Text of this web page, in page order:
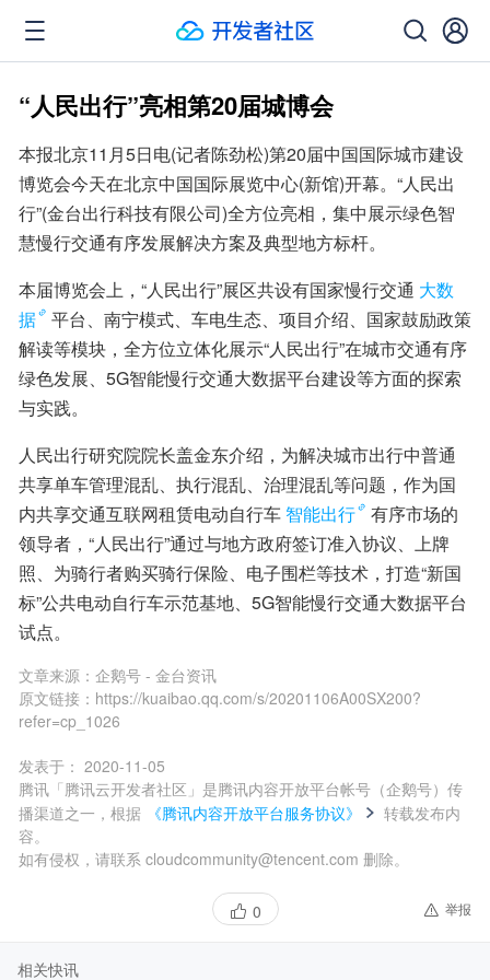
“人民出行”亮相第20届城博会
本报北京11月5日电(记者陈劲松)第20届中国国际城市建设
博览会今天在北京中国国际展览中心(新馆)开幕。“人民出
行”(金台出行科技有限公司)全方位亮相，集中展示绿色智
慧慢行交通有序发展解决方案及典型地方标杆。
本届博览会上，“人民出行”展区共设有国家慢行交通 大数
据
平台、南宁模式、车电生态、项目介绍、国家鼓励政策
解读等模块，全方位立体化展示“人民出行”在城市交通有序
绿色发展、5G智能慢行交通大数据平台建设等方面的探索
与实践。
人民出行研究院院长盖金东介绍，为解决城市出行中普通
共享单车管理混乱、执行混乱、治理混乱等问题，作为国
内共享交通互联网租赁电动自行车 智能出行
有序市场的
领导者，“人民出行”通过与地方政府签订准入协议、上牌
照、为骑行者购买骑行保险、电子围栏等技术，打造“新国
标”公共电动自行车示范基地、5G智能慢行交通大数据平台
试点。
文章来源： 企鹅号 - 金台资讯
原文链接： https://kuaibao.qq.com/s/20201106A00SX200?
refer=cp_1026
发表于： 2020-11-05
腾讯「腾讯云开发者社区」是腾讯内容开放平台帐号（企鹅号）传
播渠道之一，根据
《腾讯内容开放平台服务协议》
转载发布内
容。
如有侵权，请联系 cloudcommunity@tencent.com 删除。
0 举报
相关快讯